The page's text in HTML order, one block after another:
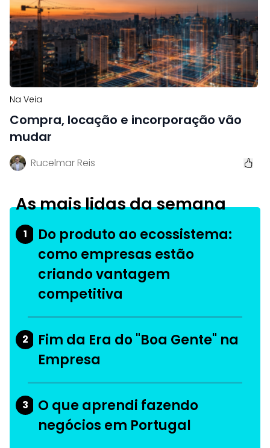
Na Veia
Compra, locação e incorporação vão
mudar
Rucelmar Reis
As mais lidas da semana
1
Do produto ao ecossistema:
como empresas estão
criando vantagem
competitiva
2
Fim da Era do "Boa Gente" na
Empresa
3
O que aprendi fazendo
negócios em Portugal